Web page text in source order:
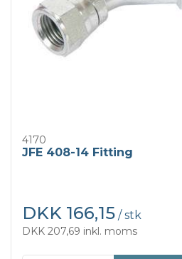
4170
JFE 408-14 Fitting
DKK 166,15 / stk
DKK 207,69 inkl. moms